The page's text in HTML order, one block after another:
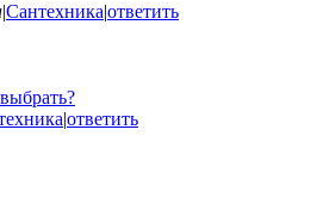
|Сантехника|ответить
|ответить